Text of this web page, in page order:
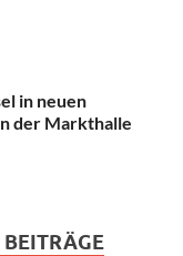
in neuen
der Markthalle